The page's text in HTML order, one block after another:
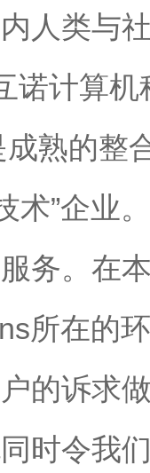
人类与
计算机
熟的整
术”企业
务。在
所在的
的诉求
时令我